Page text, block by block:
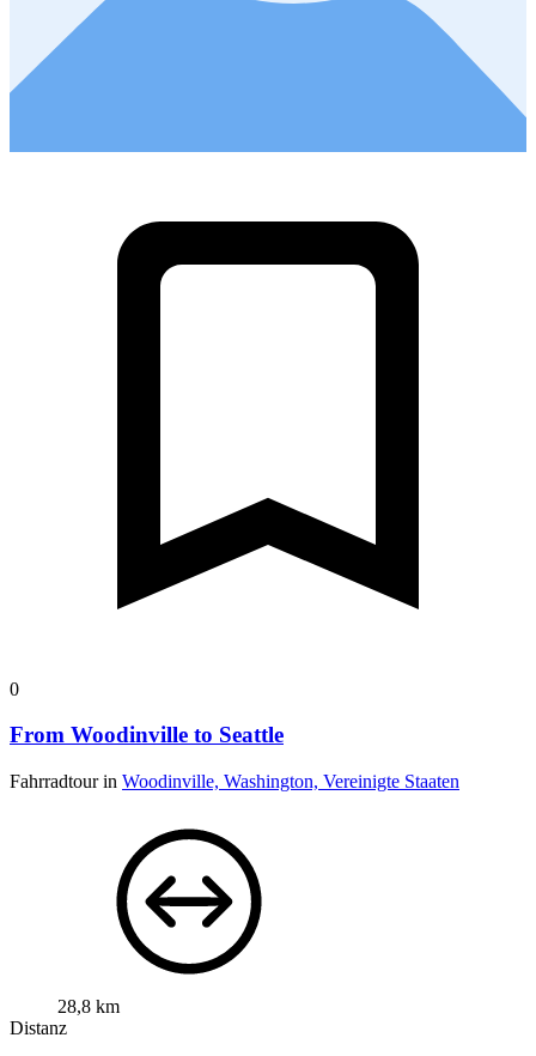
0
From Woodinville to Seattle
Fahrradtour in Woodinville, Washington, Vereinigte Staaten
28,8 km
Distanz